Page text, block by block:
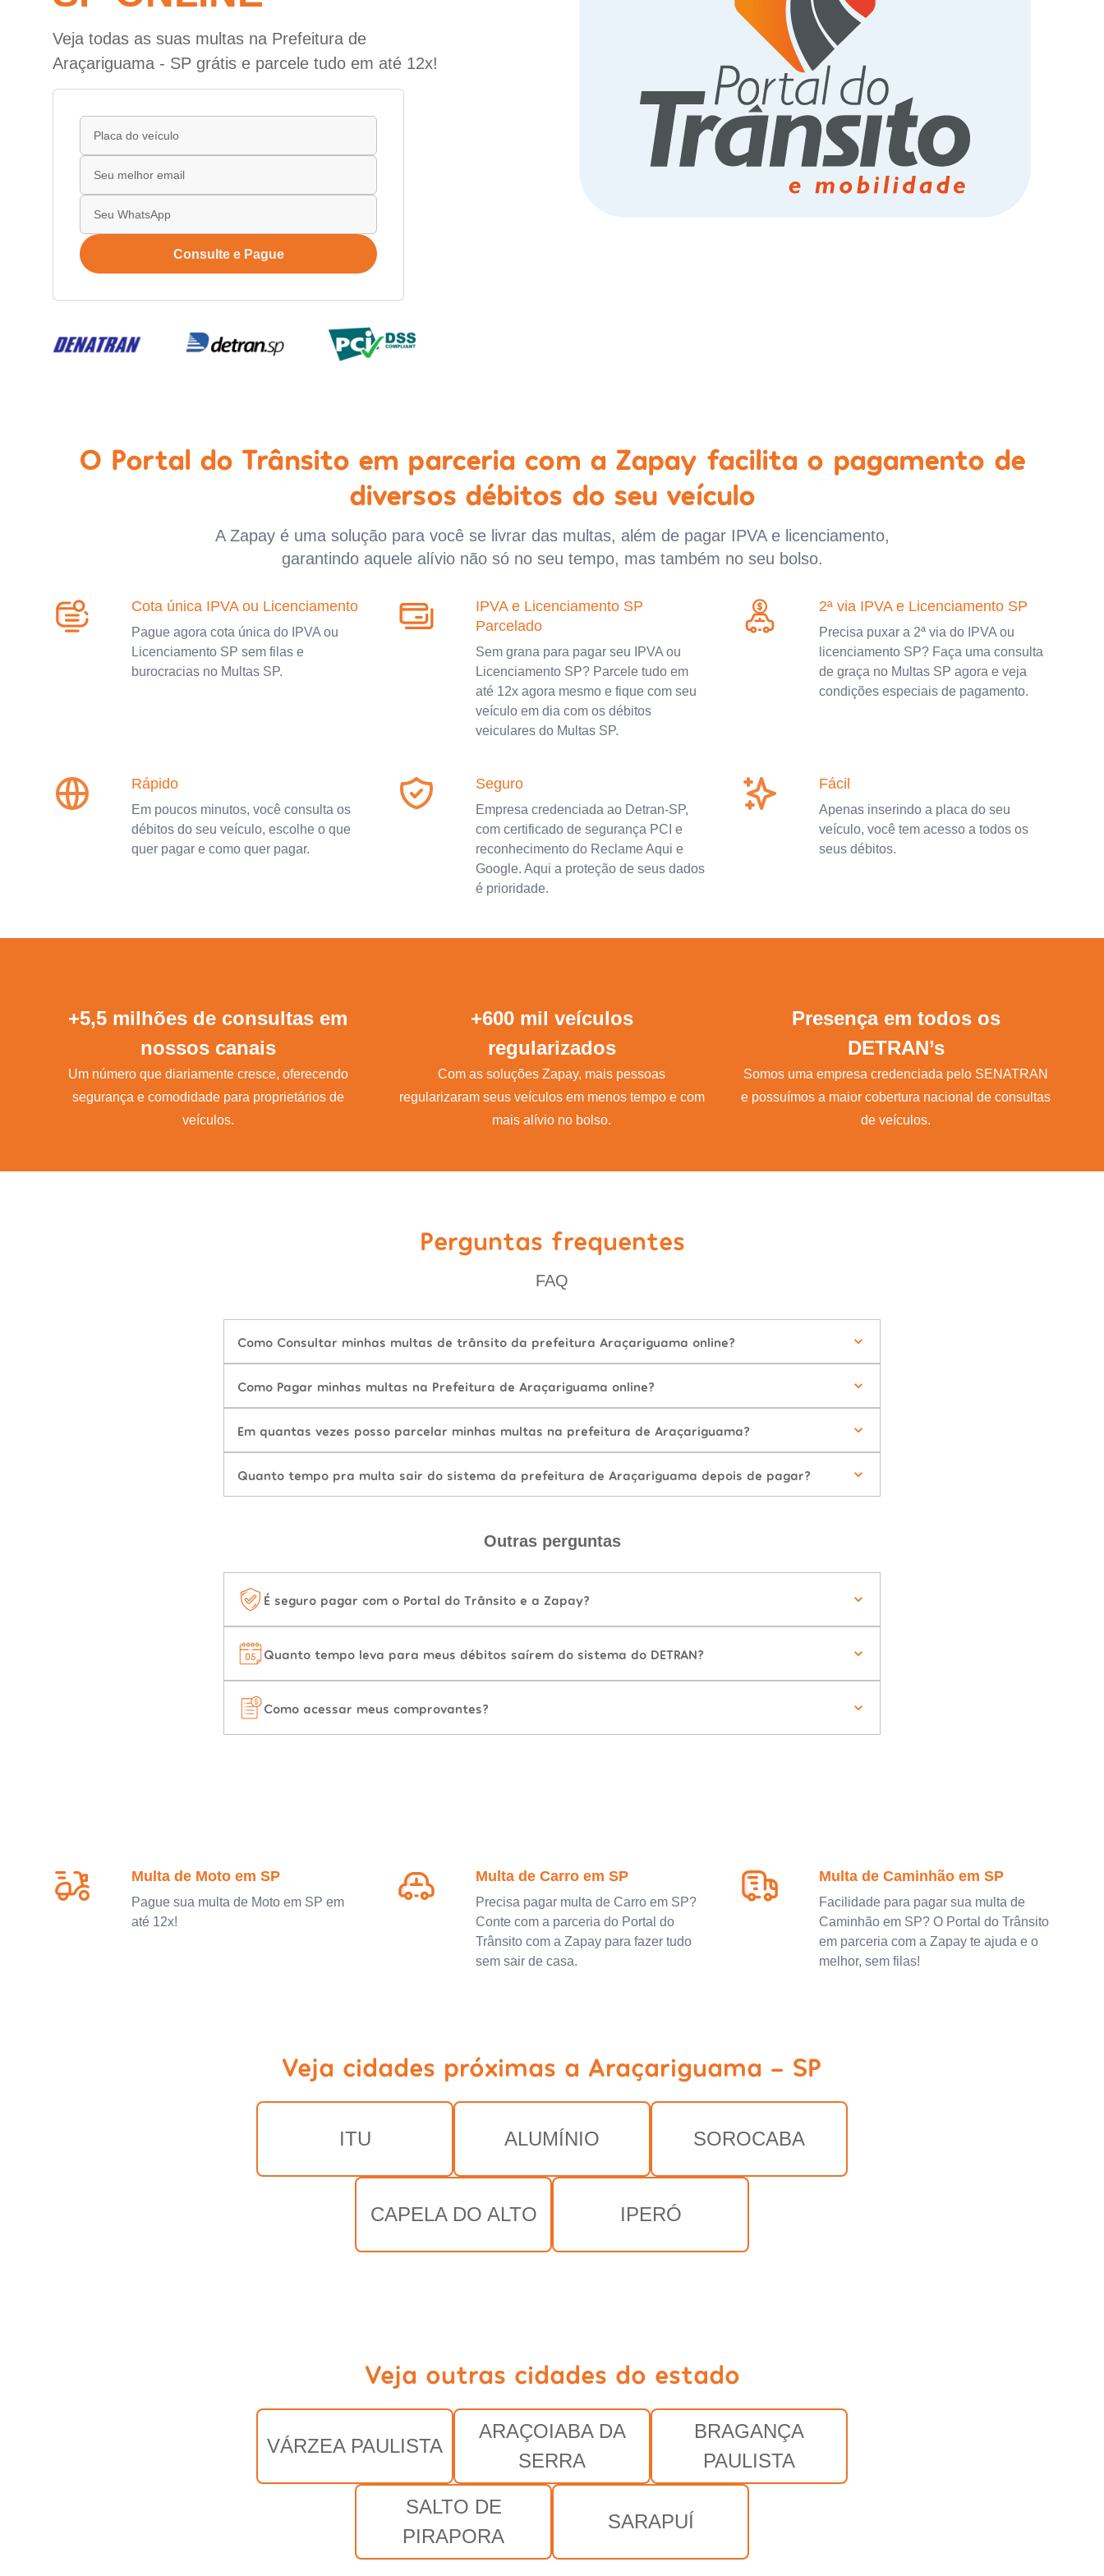
Veja todas as suas multas na Prefeitura de
Araçariguama - SP grátis e parcele tudo em até 12x!
Consulte e Pague
O Portal do Trânsito em parceria com a Zapay facilita o pagamento de
diversos débitos do seu veículo
A Zapay é uma solução para você se livrar das multas, além de pagar IPVA e licenciamento,
garantindo aquele alívio não só no seu tempo, mas também no seu bolso.
Cota única IPVA ou Licenciamento
Pague agora cota única do IPVA ou
Licenciamento SP sem filas e
burocracias no Multas SP.
IPVA e Licenciamento SP
Parcelado
Sem grana para pagar seu IPVA ou
Licenciamento SP? Parcele tudo em
até 12x agora mesmo e fique com seu
veículo em dia com os débitos
veiculares do Multas SP.
2ª via IPVA e Licenciamento SP
Precisa puxar a 2ª via do IPVA ou
licenciamento SP? Faça uma consulta
de graça no Multas SP agora e veja
condições especiais de pagamento.
Rápido
Em poucos minutos, você consulta os
débitos do seu veículo, escolhe o que
quer pagar e como quer pagar.
Seguro
Empresa credenciada ao Detran-SP,
com certificado de segurança PCI e
reconhecimento do Reclame Aqui e
Google. Aqui a proteção de seus dados
é prioridade.
Fácil
Apenas inserindo a placa do seu
veículo, você tem acesso a todos os
seus débitos.
+5,5 milhões de consultas em
nossos canais
Um número que diariamente cresce, oferecendo
segurança e comodidade para proprietários de
veículos.
+600 mil veículos
regularizados
Com as soluções Zapay, mais pessoas
regularizaram seus veículos em menos tempo e com
mais alívio no bolso.
Presença em todos os
DETRAN’s
Somos uma empresa credenciada pelo SENATRAN
e possuímos a maior cobertura nacional de consultas
de veículos.
Perguntas frequentes
FAQ
Como Consultar minhas multas de trânsito da prefeitura Araçariguama online?
Como Pagar minhas multas na Prefeitura de Araçariguama online?
Em quantas vezes posso parcelar minhas multas na prefeitura de Araçariguama?
Quanto tempo pra multa sair do sistema da prefeitura de Araçariguama depois de pagar?
Outras perguntas
É seguro pagar com o Portal do Trânsito e a Zapay?
Quanto tempo leva para meus débitos saírem do sistema do DETRAN?
Como acessar meus comprovantes?
Multa de Moto em SP
Pague sua multa de Moto em SP em
até 12x!
Multa de Carro em SP
Precisa pagar multa de Carro em SP?
Conte com a parceria do Portal do
Trânsito com a Zapay para fazer tudo
sem sair de casa.
Multa de Caminhão em SP
Facilidade para pagar sua multa de
Caminhão em SP? O Portal do Trânsito
em parceria com a Zapay te ajuda e o
melhor, sem filas!
Veja cidades próximas a Araçariguama - SP
ITU ALUMÍNIO SOROCABA
CAPELA DO ALTO IPERÓ
Veja outras cidades do estado
VÁRZEA PAULISTA
ARAÇOIABA DA
SERRA
BRAGANÇA
PAULISTA
SALTO DE
PIRAPORA
SARAPUÍ